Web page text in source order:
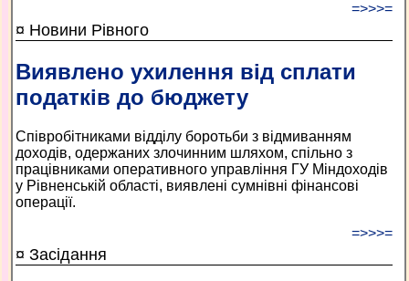
=>>>=
¤ Новини Рівного
Виявлено ухилення від сплати
податків до бюджету
Співробітниками відділу боротьби з відмиванням
доходів, одержаних злочинним шляхом, спільно з
працівниками оперативного управління ГУ Міндоходів
у Рівненській області, виявлені сумнівні фінансові
операції.
=>>>=
¤ Засідання